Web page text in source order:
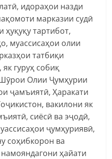
идораҳои назди
марказии судӣ
ҳуқуқу тартибот,
муассисаҳои олии
татбиқи
гуруҳ собиқ
Олии Ҷумҳурии
ҷамъиятӣ, Ҳаракати
вакилони як
сиёсӣ ва эҷодӣ,
ҷумҳуриявӣ,
соҳибкорон ва
ҳайати